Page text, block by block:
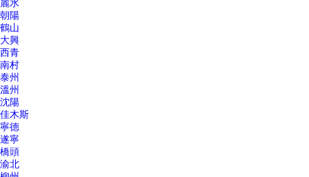
麗水
朝陽
鶴山
大興
西青
南村
泰州
溫州
沈陽
佳木斯
寧德
遂寧
橋頭
渝北